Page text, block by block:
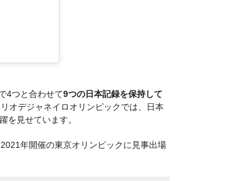
4つと合わせて9つの日本記録を保持して
オデジャネイロオリンピックでは、日本
を見せています。
年開催の東京オリンピックに見事出場